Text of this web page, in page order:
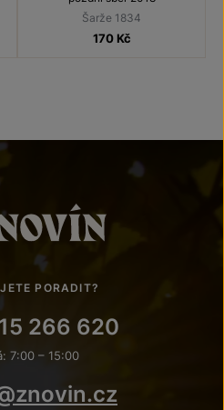
Šarže 1834
170 Kč
PORADIT?
266 620
7:00 – 15:00